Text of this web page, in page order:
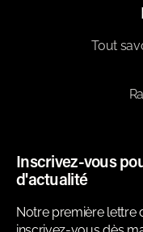
Tout
Inscrivez-vous
d'actualité
Notre première lettre